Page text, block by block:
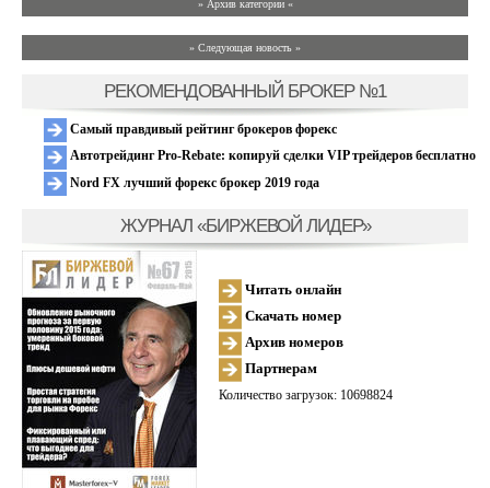
» Архив категории «
» Следующая новость »
РЕКОМЕНДОВАННЫЙ БРОКЕР №1
Самый правдивый рейтинг брокеров форекс
Автотрейдинг Pro-Rebate: копируй сделки VIP трейдеров бесплатно
Nord FX лучший форекс брокер 2019 года
ЖУРНАЛ «БИРЖЕВОЙ ЛИДЕР»
Читать онлайн
Скачать номер
Архив номеров
Партнерам
Количество загрузок: 10698824